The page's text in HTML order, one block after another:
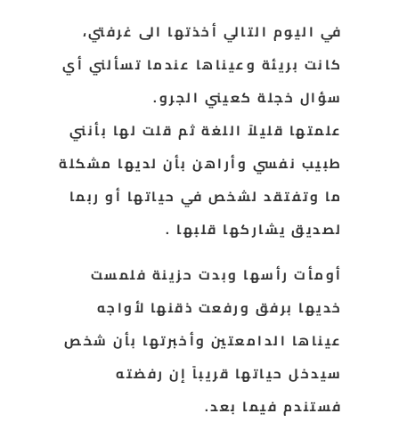
في اليوم التالي أخذتها الىغرفتي،
كانت بريئة وعيناها عندما تسألني أي
سؤال خجلة كعيني الجرو.
علمتها قليلاً اللغة ثم قلت لها بأنني
طبيب نفسي وأراهن بأن لديها مشكلة
ما وتفتقد لشخص في حياتها أو ربما
لصديق يشاركها قلبها .
أومأت رأسها وبدت حزينة فلمست
خديها برفق ورفعت ذقنها لأواجه
عيناها الدامعتين وأخبرتها بأن شخص
سيدخل حياتها قريباً إن رفضته
فستندم فيما بعد.